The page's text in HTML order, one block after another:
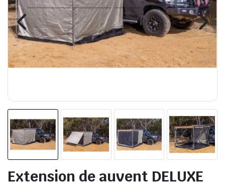
Extension de auvent DELUXE